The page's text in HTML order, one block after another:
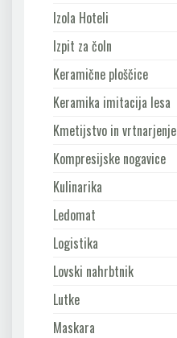
Izola Hoteli
Izpit za čoln
Keramične ploščice
Keramika imitacija lesa
Kmetijstvo in vrtnarjenje
Kompresijske nogavice
Kulinarika
Ledomat
Logistika
Lovski nahrbtnik
Lutke
Maskara